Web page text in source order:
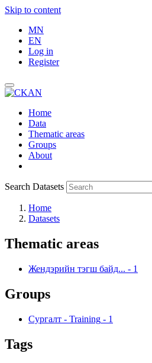
Skip to content
MN
EN
Log in
Register
Home
Data
Thematic areas
Groups
About
Search Datasets
Home
Datasets
Thematic areas
Жендэрийн тэгш байд... - 1
Groups
Сургалт - Training - 1
Tags